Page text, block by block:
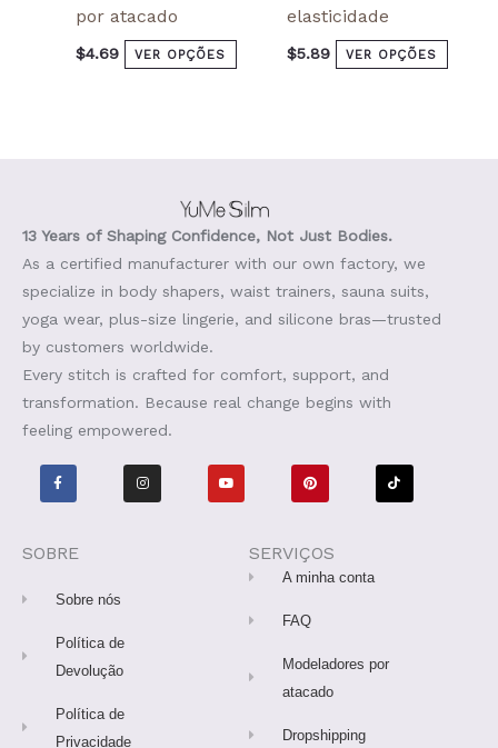
por atacado
$4.69 VER OPÇÕES
elasticidade
$5.89 VER OPÇÕES
13 Years of Shaping Confidence, Not Just Bodies.
As a certified manufacturer with our own factory, we
specialize in body shapers, waist trainers, sauna suits,
yoga wear, plus-size lingerie, and silicone bras—trusted
by customers worldwide.
Every stitch is crafted for comfort, support, and
transformation. Because real change begins with
feeling empowered.
F
a
c
e
o
k
I
n
s
t
Y
o
u
t
P
i
n
t
e
s
t
T
i
k
t
SOBRE
Sobre nós
Política de
Devolução
Política de
Privacidade
SERVIÇOS
A minha conta
FAQ
Modeladores por
atacado
Dropshipping